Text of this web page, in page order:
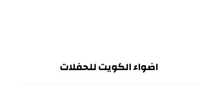
اضواء الكويت للحفلات